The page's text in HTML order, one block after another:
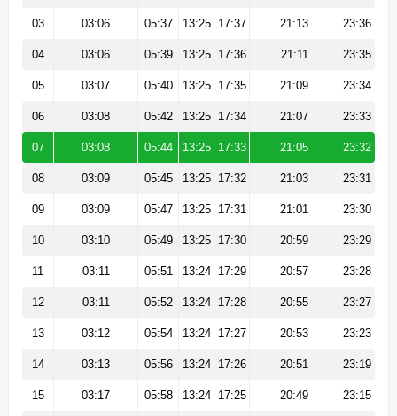
03 03:06 05:37 13:25 17:37 21:13 23:36
04 03:06 05:39 13:25 17:36 21:11 23:35
05 03:07 05:40 13:25 17:35 21:09 23:34
06 03:08 05:42 13:25 17:34 21:07 23:33
07 03:08 05:44 13:25 17:33 21:05 23:32
08 03:09 05:45 13:25 17:32 21:03 23:31
09 03:09 05:47 13:25 17:31 21:01 23:30
10 03:10 05:49 13:25 17:30 20:59 23:29
11 03:11 05:51 13:24 17:29 20:57 23:28
12 03:11 05:52 13:24 17:28 20:55 23:27
13 03:12 05:54 13:24 17:27 20:53 23:23
14 03:13 05:56 13:24 17:26 20:51 23:19
15 03:17 05:58 13:24 17:25 20:49 23:15